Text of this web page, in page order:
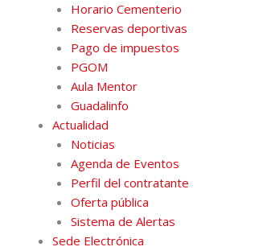
Horario Cementerio
Reservas deportivas
Pago de impuestos
PGOM
Aula Mentor
Guadalinfo
Actualidad
Noticias
Agenda de Eventos
Perfil del contratante
Oferta pública
Sistema de Alertas
Sede Electrónica